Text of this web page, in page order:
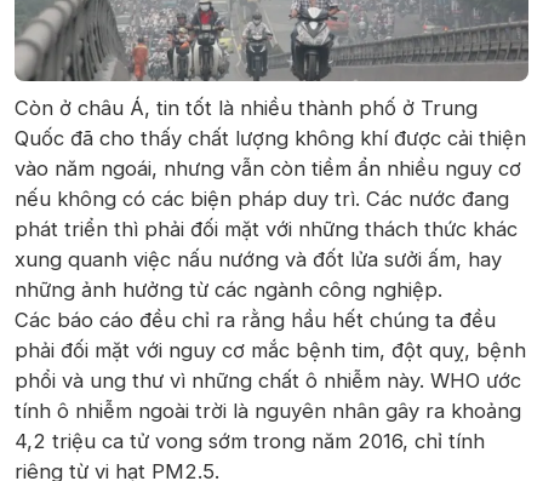
Còn ở châu Á, tin tốt là nhiều thành phố ở Trung
Quốc đã cho thấy chất lượng không khí được cải thiện
vào năm ngoái, nhưng vẫn còn tiềm ẩn nhiều nguy cơ
nếu không có các biện pháp duy trì. Các nước đang
phát triển thì phải đối mặt với những thách thức khác
xung quanh việc nấu nướng và đốt lửa sưởi ấm, hay
những ảnh hưởng từ các ngành công nghiệp.
Các báo cáo đều chỉ ra rằng hầu hết chúng ta đều
phải đối mặt với nguy cơ mắc bệnh tim, đột quỵ, bệnh
phổi và ung thư vì những chất ô nhiễm này. WHO ước
tính ô nhiễm ngoài trời là nguyên nhân gây ra khoảng
4,2 triệu ca tử vong sớm trong năm 2016, chỉ tính
riêng từ vi hạt PM2.5.